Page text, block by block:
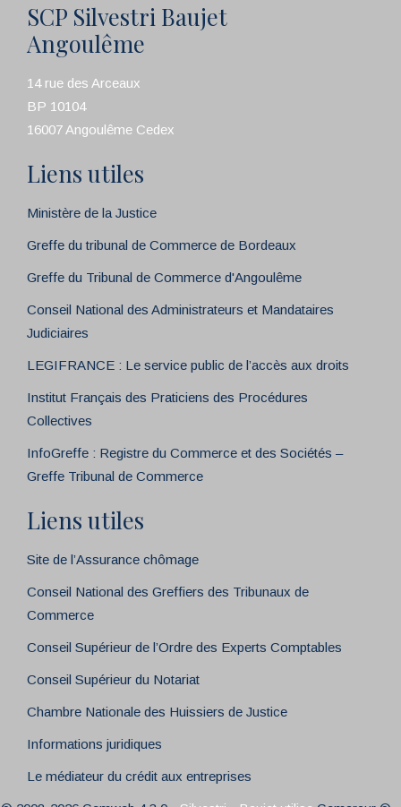
SCP Silvestri Baujet
Angoulême
14 rue des Arceaux
BP 10104
16007 Angoulême Cedex
Liens utiles
Ministère de la Justice
Greffe du tribunal de Commerce de Bordeaux
Greffe du Tribunal de Commerce d'Angoulême
Conseil National des Administrateurs et Mandataires
Judiciaires
LEGIFRANCE : Le service public de l’accès aux droits
Institut Français des Praticiens des Procédures
Collectives
InfoGreffe : Registre du Commerce et des Sociétés –
Greffe Tribunal de Commerce
Liens utiles
Site de l’Assurance chômage
Conseil National des Greffiers des Tribunaux de
Commerce
Conseil Supérieur de l’Ordre des Experts Comptables
Conseil Supérieur du Notariat
Chambre Nationale des Huissiers de Justice
Informations juridiques
Le médiateur du crédit aux entreprises